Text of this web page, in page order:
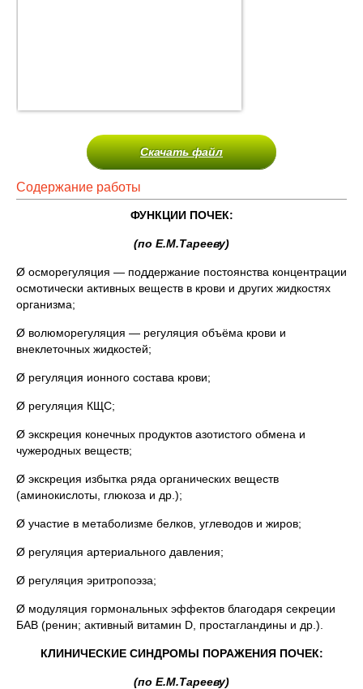
Скачать файл
Содержание работы
ФУНКЦИИ ПОЧЕК:
(по Е.М.Тарееву)
Ø осморегуляция — поддержание постоянства концентрации
осмотически активных веществ в крови и других жидкостях
организма;
Ø волюморегуляция — регуляция объёма крови и
внеклеточных жидкостей;
Ø регуляция ионного состава крови;
Ø регуляция КЩС;
Ø экскреция конечных продуктов азотистого обмена и
чужеродных веществ;
Ø экскреция избытка ряда органических веществ
(аминокислоты, глюкоза и др.);
Ø участие в метаболизме белков, углеводов и жиров;
Ø регуляция артериального давления;
Ø регуляция эритропоэза;
Ø модуляция гормональных эффектов благодаря секреции
БАВ (ренин; активный витамин D, простагландины и др.).
КЛИНИЧЕСКИЕ СИНДРОМЫ ПОРАЖЕНИЯ ПОЧЕК:
(по Е.М.Тарееву)